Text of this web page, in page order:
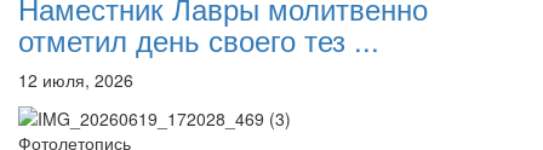
отметил день своего тез ...
12 июля, 2026
Фотолетопись